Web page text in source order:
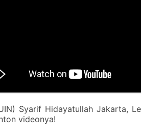
Syarif Hidayatullah Jakarta,
videonya!